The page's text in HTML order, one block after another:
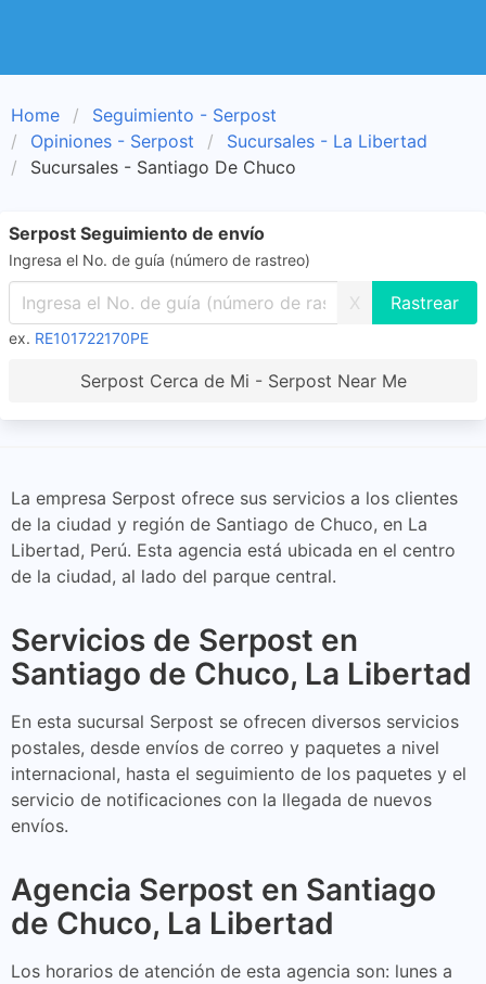
Home
Seguimiento - Serpost
Opiniones - Serpost
Sucursales - La Libertad
Sucursales - Santiago De Chuco
Serpost Seguimiento de envío
Ingresa el No. de guía (número de rastreo)
X
ex. RE101722170PE
Serpost Cerca de Mi - Serpost Near Me
La empresa Serpost ofrece sus servicios a los clientes
de la ciudad y región de Santiago de Chuco, en La
Libertad, Perú. Esta agencia está ubicada en el centro
de la ciudad, al lado del parque central.
Servicios de Serpost en
Santiago de Chuco, La Libertad
En esta sucursal Serpost se ofrecen diversos servicios
postales, desde envíos de correo y paquetes a nivel
internacional, hasta el seguimiento de los paquetes y el
servicio de notificaciones con la llegada de nuevos
envíos.
Agencia Serpost en Santiago
de Chuco, La Libertad
Los horarios de atención de esta agencia son: lunes a